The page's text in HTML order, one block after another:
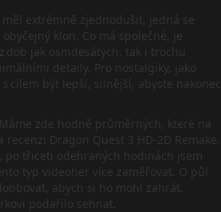
měl extrémně zjednodušit, jedná se
klon. Co má společné, je
jak osmdesátých, tak i trochu
detaily. Pro nostalgiky, jako
cílem být lepší, silnější, abyste nakonec
zde hodně průměrných, které na
Dragon Quest 3 HD-2D Remake.
po třiceti odehraných hodinách jsem
typ videoher více zaměřovat. O půl
lobbovat, abych si ho mohl zahrát.
podařilo sehnat.